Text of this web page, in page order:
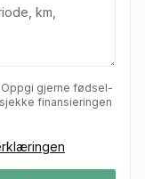
gjerne fødsel-
finansieringen